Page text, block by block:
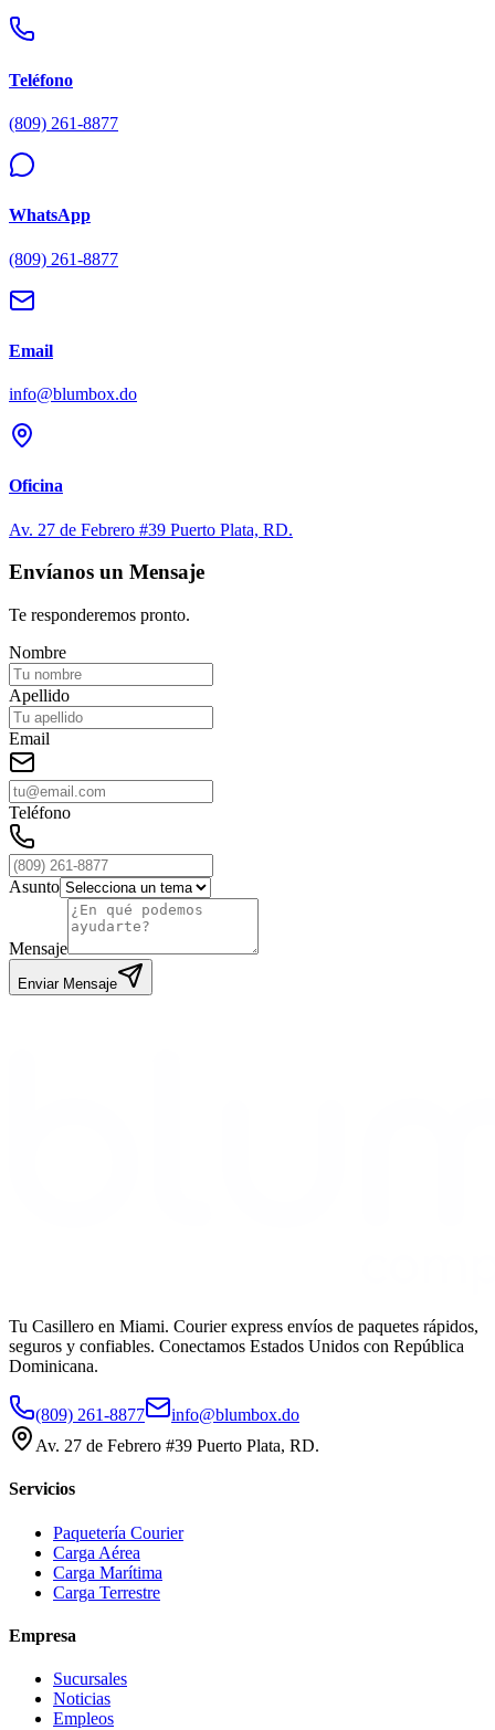
Teléfono
(809) 261-8877
WhatsApp
(809) 261-8877
Email
info@blumbox.do
Oficina
Av. 27 de Febrero #39 Puerto Plata, RD.
Envíanos un Mensaje
Te responderemos pronto.
Nombre
Apellido
Email
Teléfono
Asunto
Mensaje
Enviar Mensaje
Tu Casillero en Miami. Courier express envíos de paquetes rápidos,
seguros y confiables. Conectamos Estados Unidos con República
Dominicana.
(809) 261-8877
info@blumbox.do
Av. 27 de Febrero #39 Puerto Plata, RD.
Servicios
Paquetería Courier
Carga Aérea
Carga Marítima
Carga Terrestre
Empresa
Sucursales
Noticias
Empleos